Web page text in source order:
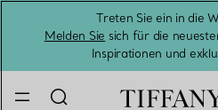
Treten Sie ein in die
Melden Sie sich für die
Inspirationen und